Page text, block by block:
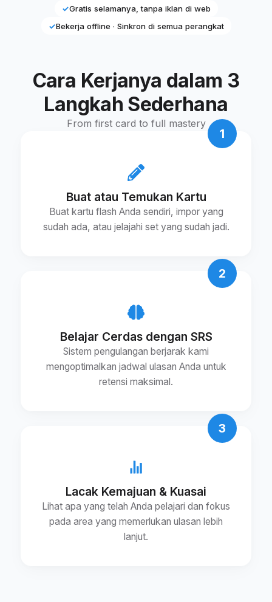
✓Gratis selamanya, tanpa iklan di web
✓Bekerja offline · Sinkron di semua perangkat
Cara Kerjanya dalam 3
Langkah Sederhana
From first card to full mastery
1
Buat atau Temukan Kartu
Buat kartu flash Anda sendiri, impor yang
sudah ada, atau jelajahi set yang sudah jadi.
2
Belajar Cerdas dengan SRS
Sistem pengulangan berjarak kami
mengoptimalkan jadwal ulasan Anda untuk
retensi maksimal.
3
Lacak Kemajuan & Kuasai
Lihat apa yang telah Anda pelajari dan fokus
pada area yang memerlukan ulasan lebih
lanjut.